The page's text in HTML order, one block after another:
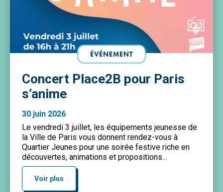
ÉVÉNEMENT
Concert Place2B pour Paris
s’anime
30 juin 2026
Le vendredi 3 juillet, les équipements jeunesse de
la Ville de Paris vous donnent rendez-vous à
Quartier Jeunes pour une soirée festive riche en
découvertes, animations et propositions
artistiques. Dans le cadre de cette programmation,
le Centre Paris Anim’ Victor Gelez sera représenté
par deux artistes en résidence, qui se produiront en
Voir plus